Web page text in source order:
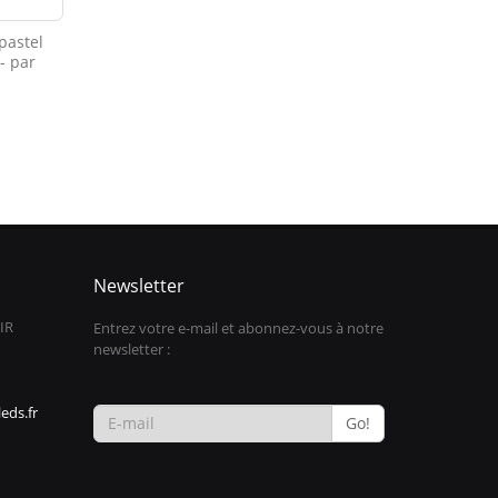
par
Newsletter
Entrez votre e-mail et abonnez-vous à notre
newsletter :
Go!